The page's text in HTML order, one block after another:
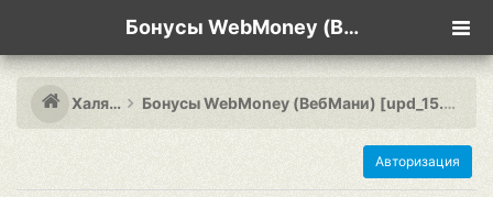
Бонусы WebMoney (ВебМани) [upd_15.09.13]
Халява Бонусы WebMoney (ВебМани) [upd_15.09.13]
Авторизация